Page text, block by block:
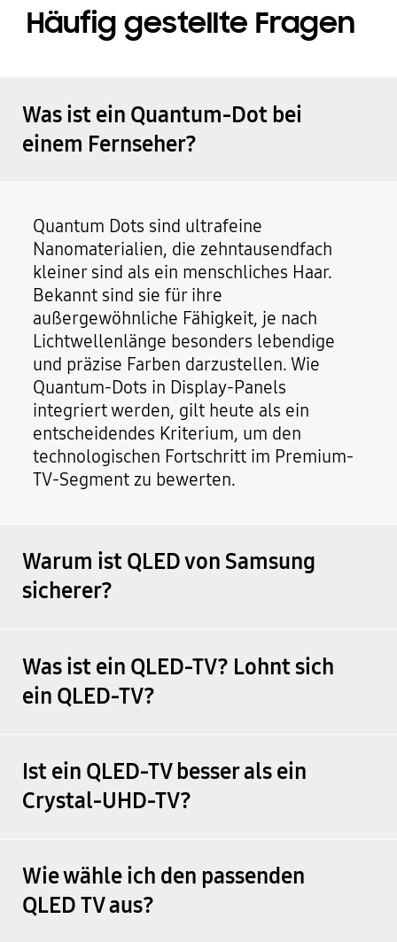
Häufig gestellte Fragen
Was ist ein Quantum-Dot bei
einem Fernseher?
Quantum Dots sind ultrafeine
Nanomaterialien, die zehntausendfach
kleiner sind als ein menschliches Haar.
Bekannt sind sie für ihre
außergewöhnliche Fähigkeit, je nach
Lichtwellenlänge besonders lebendige
und präzise Farben darzustellen. Wie
Quantum-Dots in Display-Panels
integriert werden, gilt heute als ein
entscheidendes Kriterium, um den
technologischen Fortschritt im Premium-
TV-Segment zu bewerten.
Warum ist QLED von Samsung
sicherer?
Was ist ein QLED-TV? Lohnt sich
ein QLED-TV?
Ist ein QLED-TV besser als ein
Crystal-UHD-TV?
Wie wähle ich den passenden
QLED TV aus?